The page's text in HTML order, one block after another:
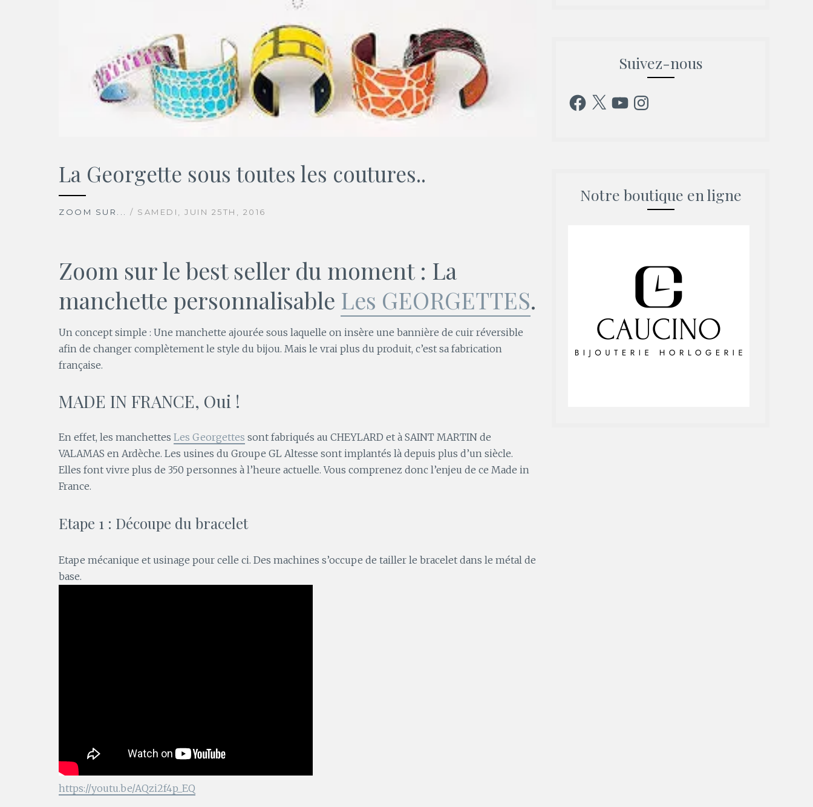
La Georgette sous toutes les coutures..
ZOOM SUR... / SAMEDI, JUIN 25TH, 2016
Zoom sur le best seller du moment : La
manchette personnalisable Les GEORGETTES.
Un concept simple : Une manchette ajourée sous laquelle on insère une bannière de cuir réversible
afin de changer complètement le style du bijou. Mais le vrai plus du produit, c’est sa fabrication
française.
MADE IN FRANCE, Oui !
En effet, les manchettes Les Georgettes sont fabriqués au CHEYLARD et à SAINT MARTIN de
VALAMAS en Ardèche. Les usines du Groupe GL Altesse sont implantés là depuis plus d’un siècle.
Elles font vivre plus de 350 personnes à l’heure actuelle. Vous comprenez donc l’enjeu de ce Made in
France.
Etape 1 : Découpe du bracelet
Etape mécanique et usinage pour celle ci. Des machines s’occupe de tailler le bracelet dans le métal de
base.
https://youtu.be/AQzi2f4p_EQ
Suivez-nous
Facebook
X YouTubeInstagram
Notre boutique en ligne